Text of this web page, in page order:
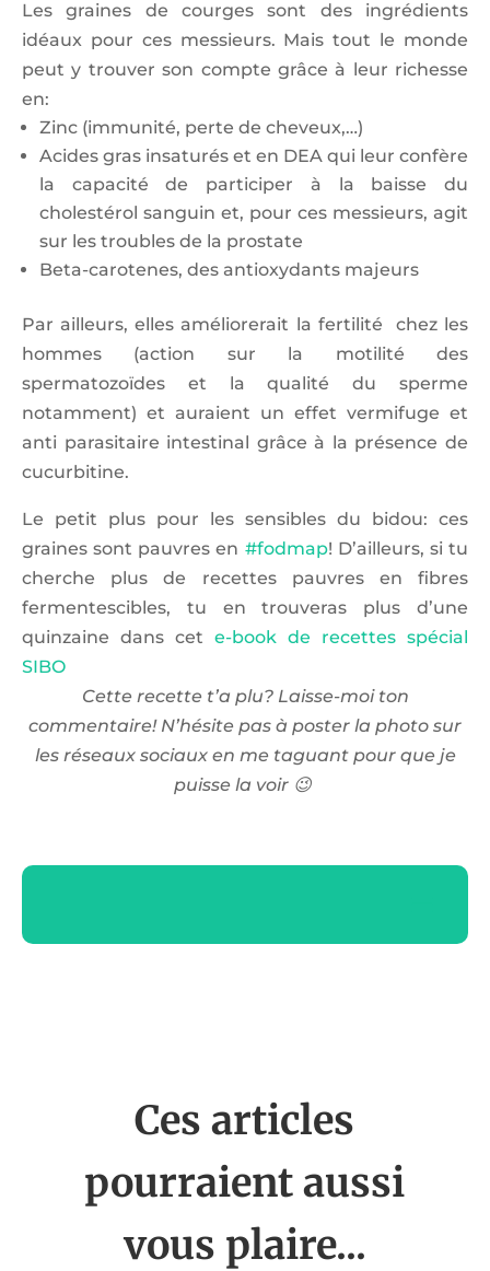
Les graines de courges sont des ingrédients
idéaux pour ces messieurs. Mais tout le monde
peut y trouver son compte grâce à leur richesse
en:
Zinc (immunité, perte de cheveux,…)
Acides gras insaturés et en DEA qui leur confère
la capacité de participer à la baisse du
cholestérol sanguin et, pour ces messieurs, agit
sur les troubles de la prostate
Beta-carotenes, des antioxydants majeurs
Par ailleurs, elles améliorerait la fertilité chez les
hommes (action sur la motilité des
spermatozoïdes et la qualité du sperme
notamment) et auraient un effet vermifuge et
anti parasitaire intestinal grâce à la présence de
cucurbitine.
Le petit plus pour les sensibles du bidou: ces
graines sont pauvres en #fodmap! D’ailleurs, si tu
cherche plus de recettes pauvres en fibres
fermentescibles, tu en trouveras plus d’une
quinzaine dans cet e-book de recettes spécial
SIBO
Cette recette t’a plu? Laisse-moi ton
commentaire! N’hésite pas à poster la photo sur
les réseaux sociaux en me taguant pour que je
puisse la voir 😉
Ces articles
pourraient aussi
vous plaire...